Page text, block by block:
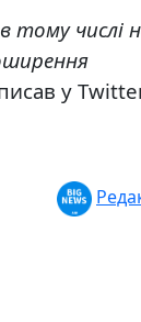
тому числі
у